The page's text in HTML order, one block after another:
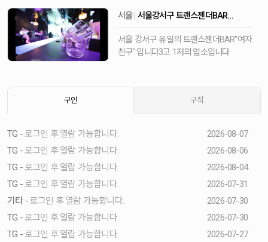
서울
서울 강서구 유일의 트랜스젠더BAR"여자
친구" 입니다3고 1저의 업소입니다
구인 구직
TG -로그인 후 열람 가능합니다.
2026-08-07
TG -로그인 후 열람 가능합니다.
2026-08-06
TG -로그인 후 열람 가능합니다.
2026-08-04
TG -로그인 후 열람 가능합니다.
2026-07-31
기타 -로그인 후 열람 가능합니다.
2026-07-30
TG -로그인 후 열람 가능합니다.
2026-07-30
TG -로그인 후 열람 가능합니다.
2026-07-27